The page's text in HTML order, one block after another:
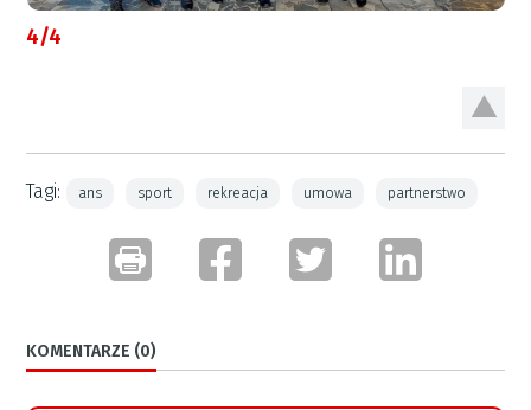
4/4
Tagi: ans sport rekreacja umowa partnerstwo
KOMENTARZE (0)